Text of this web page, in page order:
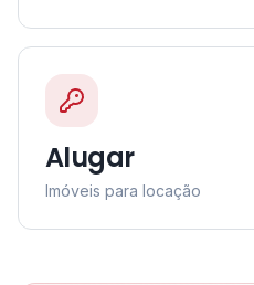
Alugar
Imóveis para locação